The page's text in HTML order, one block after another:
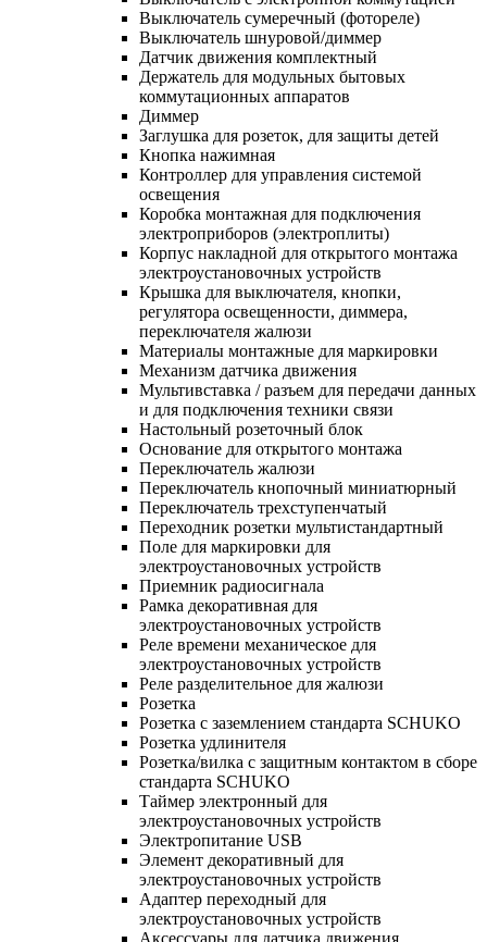
Выключатель сумеречный (фотореле)
Выключатель шнуровой/диммер
Датчик движения комплектный
Держатель для модульных бытовых
коммутационных аппаратов
Диммер
Заглушка для розеток, для защиты детей
Кнопка нажимная
Контроллер для управления системой
освещения
Коробка монтажная для подключения
электроприборов (электроплиты)
Корпус накладной для открытого монтажа
электроустановочных устройств
Крышка для выключателя, кнопки,
регулятора освещенности, диммера,
переключателя жалюзи
Материалы монтажные для маркировки
Механизм датчика движения
Мультивставка / разъем для передачи данных
и для подключения техники связи
Настольный розеточный блок
Основание для открытого монтажа
Переключатель жалюзи
Переключатель кнопочный миниатюрный
Переключатель трехступенчатый
Переходник розетки мультистандартный
Поле для маркировки для
электроустановочных устройств
Приемник радиосигнала
Рамка декоративная для
электроустановочных устройств
Реле времени механическое для
электроустановочных устройств
Реле разделительное для жалюзи
Розетка
Розетка с заземлением стандарта SCHUKO
Розетка удлинителя
Розетка/вилка с защитным контактом в сборе
стандарта SCHUKO
Таймер электронный для
электроустановочных устройств
Электропитание USB
Элемент декоративный для
электроустановочных устройств
Адаптер переходный для
электроустановочных устройств
Аксессуары для датчика движения